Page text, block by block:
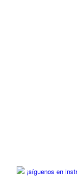
¡síguenos en